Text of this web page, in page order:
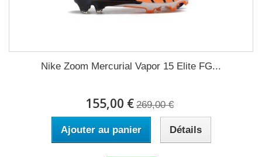
Nike Zoom Mercurial Vapor 15 Elite FG...
155,00 € 269,00 €
Ajouter au panier Détails